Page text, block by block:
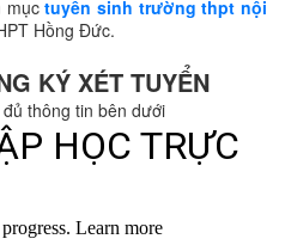
mụctuyển sinh trường thpt nội
Hồng Đức.
KÝ XÉT TUYỂN
thông tin bên dưới